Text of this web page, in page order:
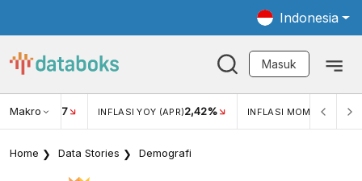
Indonesia
Masuk
Makro
USD/IDR 17 INFLASI YOY (APR)2,42% INFLASI MOM (MAR)
Home Data Stories Demografi